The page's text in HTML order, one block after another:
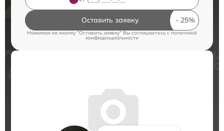
Оставить заявку
Нажимая на кнопку "Оставить заявку" Вы соглашаетесь cполитикой
конфиденциальности